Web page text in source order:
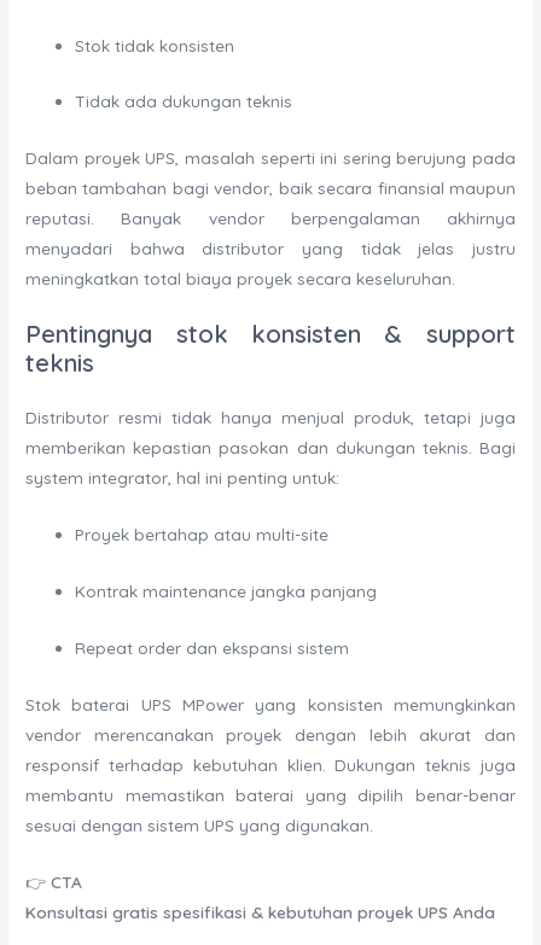
Stok tidak konsisten
Tidak ada dukungan teknis
Dalam proyek UPS, masalah seperti ini sering berujung pada
beban tambahan bagi vendor, baik secara finansial maupun
reputasi. Banyak vendor berpengalaman akhirnya
menyadari bahwa distributor yang tidak jelas justru
meningkatkan total biaya proyek secara keseluruhan.
Pentingnya stok konsisten & support
teknis
Distributor resmi tidak hanya menjual produk, tetapi juga
memberikan kepastian pasokan dan dukungan teknis. Bagi
system integrator, hal ini penting untuk:
Proyek bertahap atau multi-site
Kontrak maintenance jangka panjang
Repeat order dan ekspansi sistem
Stok baterai UPS MPower yang konsisten memungkinkan
vendor merencanakan proyek dengan lebih akurat dan
responsif terhadap kebutuhan klien. Dukungan teknis juga
membantu memastikan baterai yang dipilih benar-benar
sesuai dengan sistem UPS yang digunakan.
👉CTA
Konsultasi gratis spesifikasi & kebutuhan proyek UPS Anda